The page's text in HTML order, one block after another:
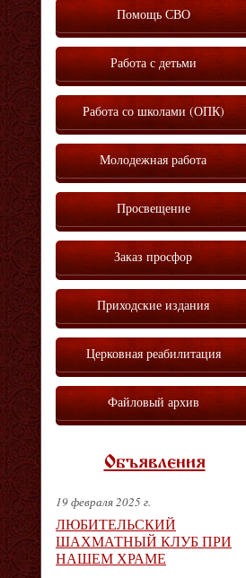
Помощь СВО
Работа с детьми
Работа со школами (ОПК)
Молодежная работа
Просвещение
Заказ просфор
Приходские издания
Церковная реабилитация
Файловый архив
Объявления
19 февраля 2025 г.
ЛЮБИТЕЛЬСКИЙ
ШАХМАТНЫЙ КЛУБ ПРИ
НАШЕМ ХРАМЕ